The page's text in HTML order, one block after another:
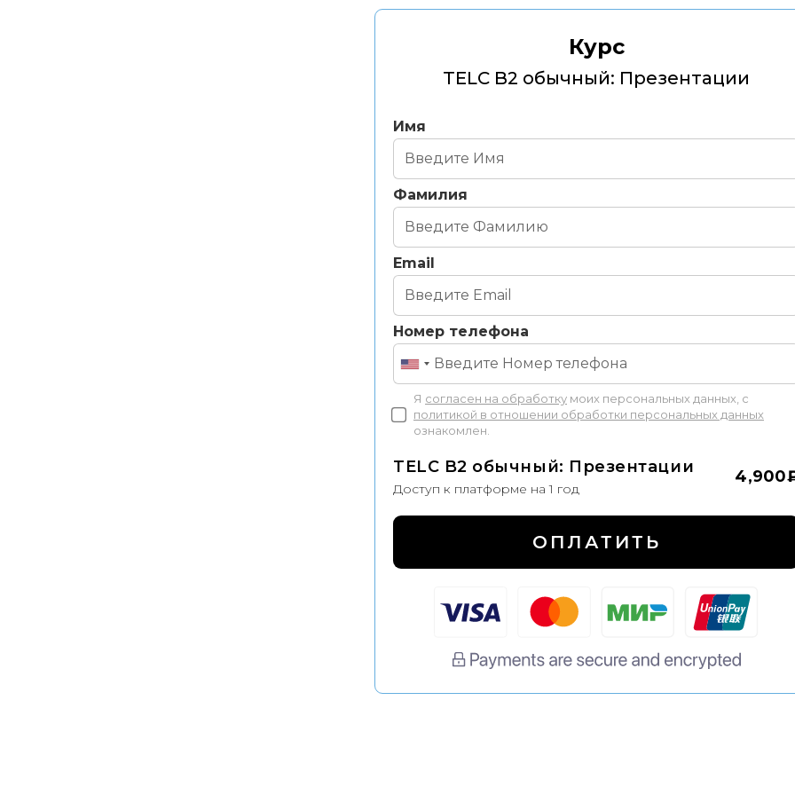
Курс
TELC B2 обычный: Презентации
Имя
Фамилия
Email
Номер телефона
Я согласен на обработку моих персональных данных, с
политикой в отношении обработки персональных данных
ознакомлен.
TELC B2 обычный: Презентации
Доступ к платформе на 1 год
4,900
ОПЛАТИТЬ